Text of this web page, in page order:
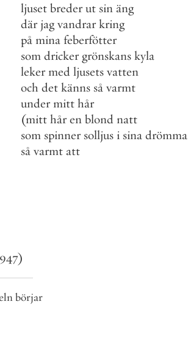
ljuset breder ut sin äng
där jag vandrar kring
på mina feberfötter
som dricker grönskans kyla
leker med ljusets vatten
och det känns så varmt
under mitt hår
(mitt hår en blond natt
som spinner solljus i sina
så varmt att
börjar